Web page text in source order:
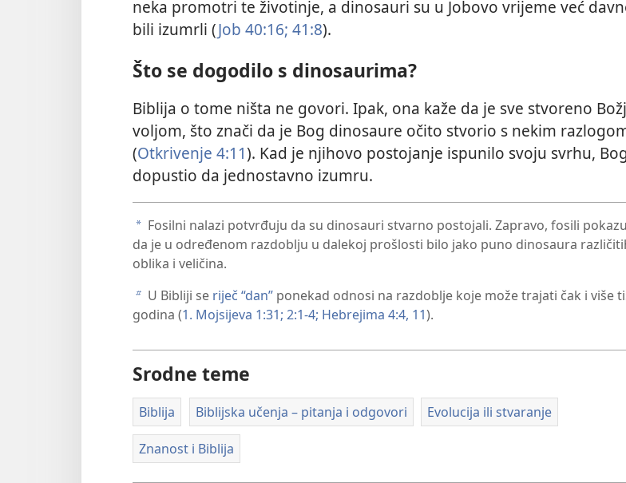
neka promotri te životinje, a dinosauri su u Jobovo vrijeme već
bili izumrli (Job 40:16; 41:8).
Što se dogodilo s dinosaurima?
Biblija o tome ništa ne govori. Ipak, ona kaže da je sve stvoreno
voljom, što znači da je Bog dinosaure očito stvorio s nekim
(Otkrivenje 4:11). Kad je njihovo postojanje ispunilo svoju svrhu,
dopustio da jednostavno izumru.
a Fosilni nalazi potvrđuju da su dinosauri stvarno postojali. Zapravo, fosili
da je u određenom razdoblju u dalekoj prošlosti bilo jako puno dinosaura
oblika i veličina.
b U Bibliji se riječ “dan” ponekad odnosi na razdoblje koje može trajati čak i više
godina (1. Mojsijeva 1:31; 2:1-4; Hebrejima 4:4, 11).
Srodne teme
Biblija Biblijska učenja – pitanja i odgovori Evolucija ili stvaranje
Znanost i Biblija